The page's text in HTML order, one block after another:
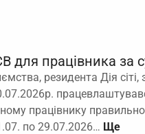
для працівника за
резидента Дія сіті,
працівнику
по 29.07.2026…